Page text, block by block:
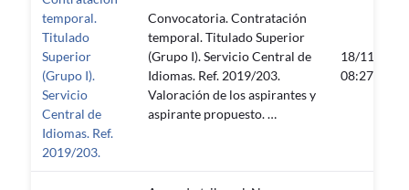
temporal.
Titulado
Superior
(Grupo I).
Servicio
Central de
Idiomas. Ref.
2019/203.
Convocatoria. Contratación
temporal. Titulado Superior
(Grupo I). Servicio Central de
Idiomas. Ref. 2019/203.
Valoración de los aspirantes y
aspirante propuesto. …
18/11/2019
08:27:04